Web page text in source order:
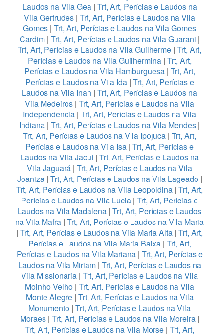
Laudos na Vila Gea| Trt, Art, Perícias e Laudos na
Vila Gertrudes | Trt, Art, Perícias e Laudos na Vila
Gomes | Trt, Art, Perícias e Laudos na Vila Gomes
Cardim| Trt, Art, Perícias e Laudos na Vila Guarani |
Trt, Art, Perícias e Laudos na Vila Guilherme | Trt, Art,
Perícias e Laudos na Vila Guilhermina| Trt, Art,
Perícias e Laudos na Vila Hamburguesa| Trt, Art,
Perícias e Laudos na Vila Ida| Trt, Art, Perícias e
Laudos na Vila Inah | Trt, Art, Perícias e Laudos na
Vila Medeiros | Trt, Art, Perícias e Laudos na Vila
Independência | Trt, Art, Perícias e Laudos na Vila
Indiana | Trt, Art, Perícias e Laudos na Vila Mendes |
Trt, Art, Perícias e Laudos na Vila Ipojuca | Trt, Art,
Perícias e Laudos na Vila Isa | Trt, Art, Perícias e
Laudos na Vila Jacuí| Trt, Art, Perícias e Laudos na
Vila Jaguará | Trt, Art, Perícias e Laudos na Vila
Joaniza| Trt, Art, Perícias e Laudos na Vila Lageado|
Trt, Art, Perícias e Laudos na Vila Leopoldina | Trt, Art,
Perícias e Laudos na Vila Lucia | Trt, Art, Perícias e
Laudos na Vila Madalena | Trt, Art, Perícias e Laudos
na Vila Mafra | Trt, Art, Perícias e Laudos na Vila Maria
| Trt, Art, Perícias e Laudos na Vila Maria Alta | Trt, Art,
Perícias e Laudos na Vila Maria Baixa| Trt, Art,
Perícias e Laudos na Vila Mariana| Trt, Art, Perícias e
Laudos na Vila Miriam| Trt, Art, Perícias e Laudos na
Vila Missionária | Trt, Art, Perícias e Laudos na Vila
Moinho Velho | Trt, Art, Perícias e Laudos na Vila
Monte Alegre| Trt, Art, Perícias e Laudos na Vila
Monumento | Trt, Art, Perícias e Laudos na Vila
Moraes| Trt, Art, Perícias e Laudos na Vila Moreira|
Trt, Art, Perícias e Laudos na Vila Morse | Trt, Art,